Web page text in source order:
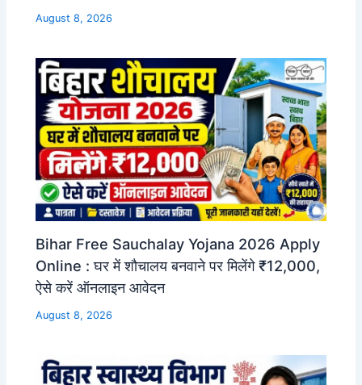
August 8, 2026
Bihar Free Sauchalay Yojana 2026 Apply
Online : घर में शौचालय बनवाने पर मिलेंगे ₹12,000,
ऐसे करें ऑनलाइन आवेदन
August 8, 2026